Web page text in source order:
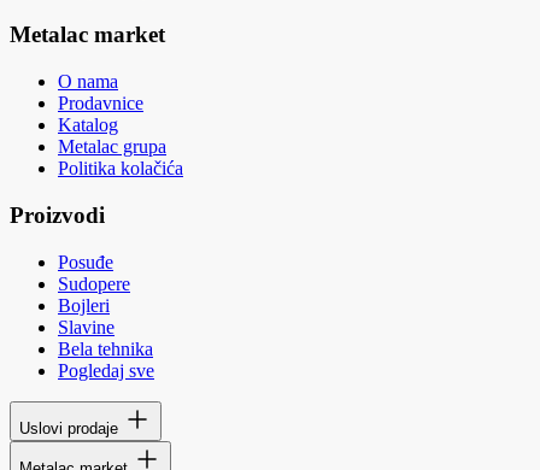
Metalac market
O nama
Prodavnice
Katalog
Metalac grupa
Politika kolačića
Proizvodi
Posuđe
Sudopere
Bojleri
Slavine
Bela tehnika
Pogledaj sve
Uslovi prodaje